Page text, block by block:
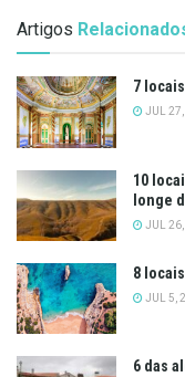
Artigos
7
JUL
10
longe
JUL
8
JUL 5,
6 das